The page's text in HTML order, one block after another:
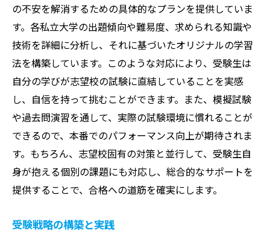
の不安を解消するための具体的なプランを提供していま
す。各私立大学の出題傾向や難易度、求められる知識や
技術を詳細に分析し、それに基づいたオリジナルの学習
法を構築しています。このような対応により、受験生は
自分の学びが志望校の試験に直結していることを実感
し、自信を持って挑むことができます。また、模擬試験
や過去問演習を通して、実際の試験環境に慣れることが
できるので、本番でのパフォーマンス向上が期待されま
す。もちろん、志望校固有の対策と並行して、受験生自
身が抱える個別の課題にも対応し、総合的なサポートを
提供することで、合格への道筋を確実にします。
受験戦略の構築と実践